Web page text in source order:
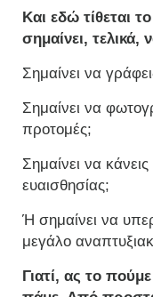
Και εδώ τίθεται
σημαίνει,
Σημαίνει να
Σημαίνει να
προτομές;
Σημαίνει να
ευαισθησίας;
Ή σημαίνει να
μεγάλο
Γιατί, ας το